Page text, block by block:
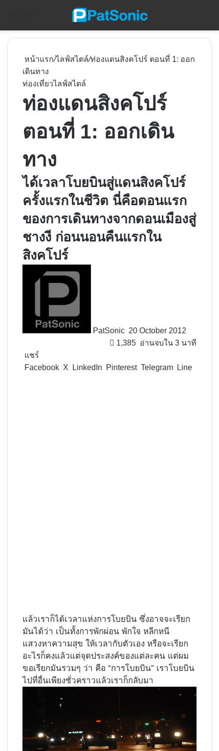
หน้าแรก/ไลฟ์สไตล์/ท่องแดนสิงคโปร์ ตอนที่ 1: ออก
เดินทาง
ท่องเที่ยวไลฟ์สไตล์
ท่องแดนสิงคโปร์
ตอนที่ 1: ออกเดิน
ทาง
ได้เวลาโบยบินสู่แดนสิงคโปร์
ครั้งแรกในชีวิต นี่คือตอนแรก
ของการเดินทางจากดอนเมืองสู่
ชางงี ก่อนนอนคืนแรกใน
สิงคโปร์
PatSonic 20 October 2012
1,385 อ่านจบใน 3 นาที
แชร์
Facebook X LinkedIn Pinterest Telegram Line
แล้วเราก็ได้เวลาแห่งการโบยบิน ซึ่งอาจจะเรียก
มันได้ว่า เป็นทั้งการพักผ่อน พักใจ หลีกหนี
แสวงหาความสุข ให้เวลากับตัวเอง หรือจะเรียก
อะไรก็คงแล้วแต่จุดประสงค์ของแต่ละคน แต่ผม
ขอเรียกมันรวมๆ ว่า คือ “การโบยบิน” เราโบยบิน
ไปที่อื่นเพียงชั่วคราวแล้วเราก็กลับมา